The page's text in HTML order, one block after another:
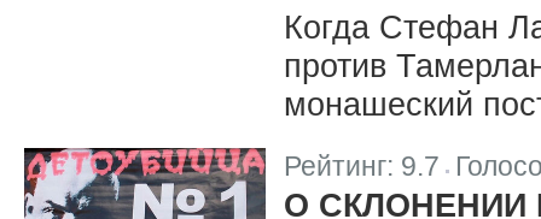
Когда Стефан
против
монашеский
Рейтинг: 9.7 |
О СКЛОНЕНИИ